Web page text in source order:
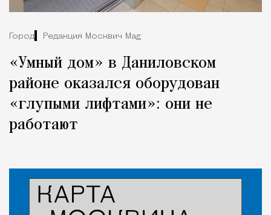
Город Редакция Москвич Mag
«Умный дом» в Даниловском
районе оказался оборудован
«глупыми лифтами»: они не
работают